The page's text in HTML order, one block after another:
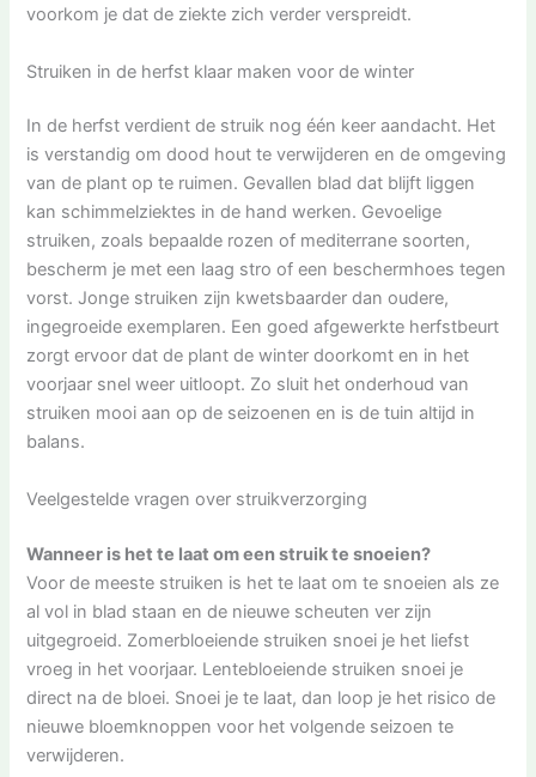
voorkom je dat de ziekte zich verder verspreidt.
Struiken in de herfst klaar maken voor de winter
In de herfst verdient de struik nog één keer aandacht. Het
is verstandig om dood hout te verwijderen en de omgeving
van de plant op te ruimen. Gevallen blad dat blijft liggen
kan schimmelziektes in de hand werken. Gevoelige
struiken, zoals bepaalde rozen of mediterrane soorten,
bescherm je met een laag stro of een beschermhoes tegen
vorst. Jonge struiken zijn kwetsbaarder dan oudere,
ingegroeide exemplaren. Een goed afgewerkte herfstbeurt
zorgt ervoor dat de plant de winter doorkomt en in het
voorjaar snel weer uitloopt. Zo sluit het onderhoud van
struiken mooi aan op de seizoenen en is de tuin altijd in
balans.
Veelgestelde vragen over struikverzorging
Wanneer is het te laat om een struik te snoeien?
Voor de meeste struiken is het te laat om te snoeien als ze
al vol in blad staan en de nieuwe scheuten ver zijn
uitgegroeid. Zomerbloeiende struiken snoei je het liefst
vroeg in het voorjaar. Lentebloeiende struiken snoei je
direct na de bloei. Snoei je te laat, dan loop je het risico de
nieuwe bloemknoppen voor het volgende seizoen te
verwijderen.